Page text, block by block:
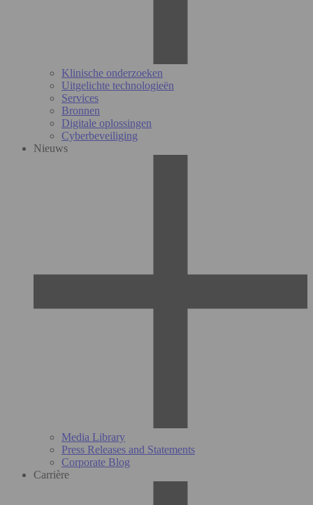
Klinische onderzoeken
Uitgelichte technologieën
Services
Bronnen
Digitale oplossingen
Cyberbeveiliging
Nieuws
Media Library
Press Releases and Statements
Corporate Blog
Carrière